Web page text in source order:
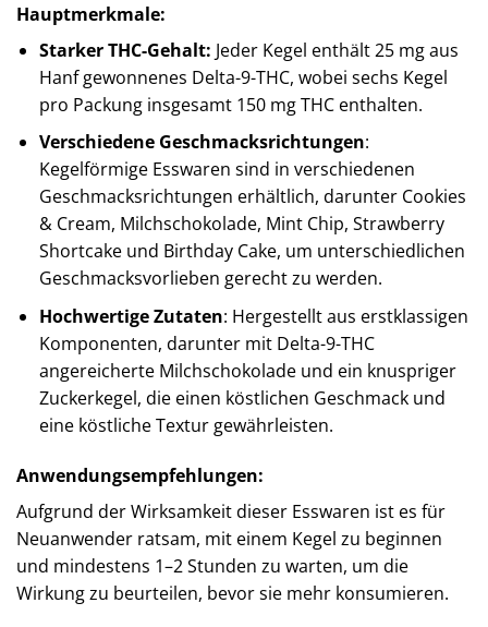
Hauptmerkmale:
Starker THC-Gehalt: Jeder Kegel enthält 25 mg aus
Hanf gewonnenes Delta-9-THC, wobei sechs Kegel
pro Packung insgesamt 150 mg THC enthalten. ​
Verschiedene Geschmacksrichtungen:
Kegelförmige Esswaren sind in verschiedenen
Geschmacksrichtungen erhältlich, darunter Cookies
& Cream, Milchschokolade, Mint Chip, Strawberry
Shortcake und Birthday Cake, um unterschiedlichen
Geschmacksvorlieben gerecht zu werden. ​
Hochwertige Zutaten: Hergestellt aus erstklassigen
Komponenten, darunter mit Delta-9-THC
angereicherte Milchschokolade und ein knuspriger
Zuckerkegel, die einen köstlichen Geschmack und
eine köstliche Textur gewährleisten. ​
Anwendungsempfehlungen:
Aufgrund der Wirksamkeit dieser Esswaren ist es für
Neuanwender ratsam, mit einem Kegel zu beginnen
und mindestens 1–2 Stunden zu warten, um die
Wirkung zu beurteilen, bevor sie mehr konsumieren.​